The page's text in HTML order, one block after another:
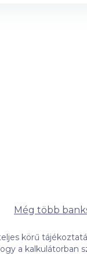
Még több
körű